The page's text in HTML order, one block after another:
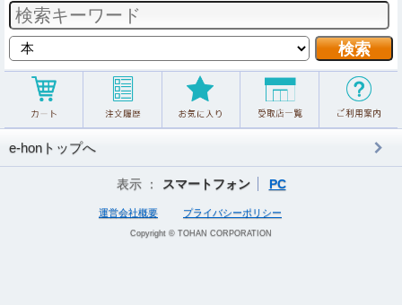
e-honトップへ
表示 ： スマートフォン PC
運営会社概要 プライバシーポリシー
Copyright © TOHAN CORPORATION